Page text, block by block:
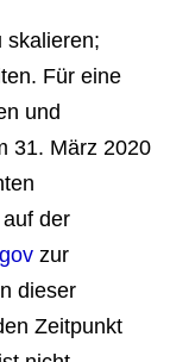
skalieren;
Für eine
und
31. März 2020
der
zur
dieser
Zeitpunkt